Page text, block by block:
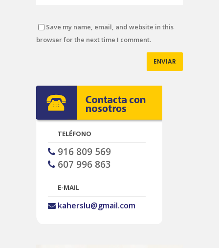
Save my name, email, and website in this
browser for the next time I comment.
TELÉFONO
916 809 569
607 996 863
E-MAIL
kaherslu@gmail.com